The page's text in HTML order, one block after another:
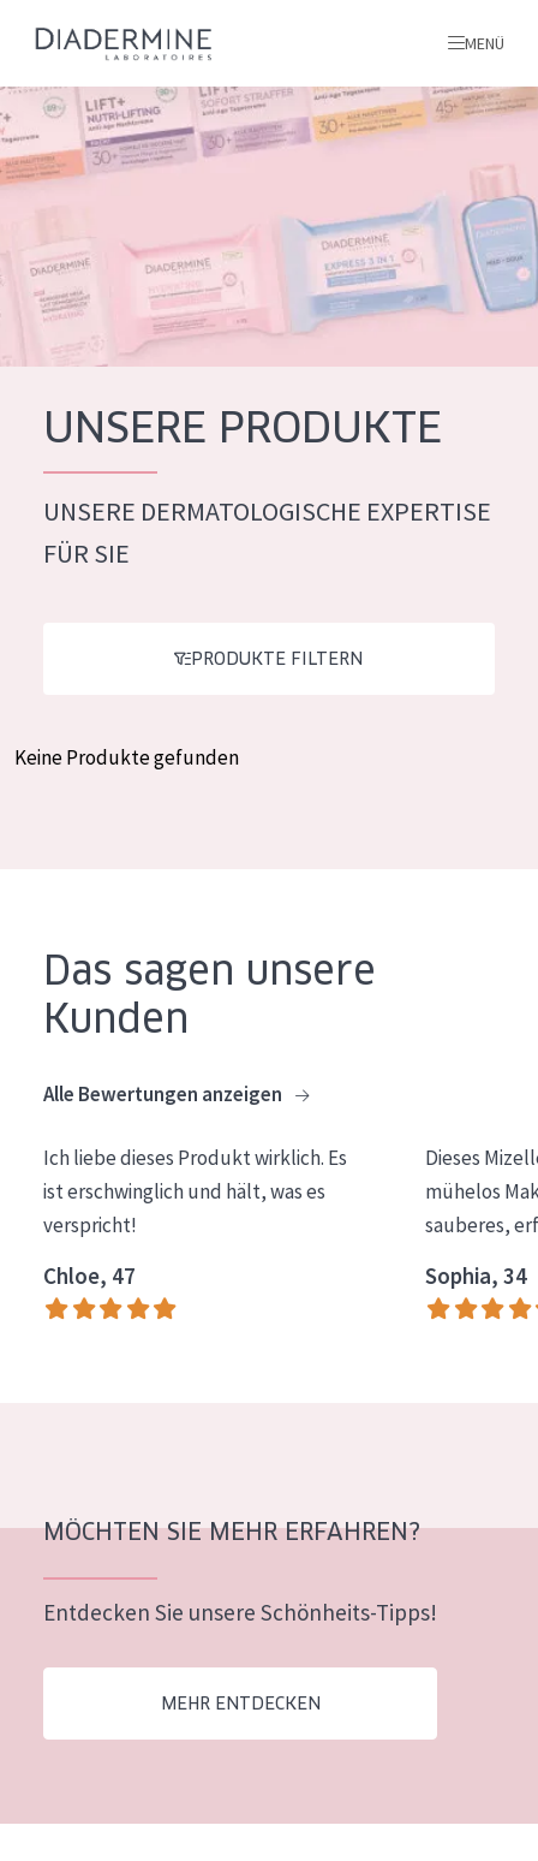
PRODUKTTYP
Feuchtigkeit und Ausstrahlung
Hautregeneration
PRODUKTTYP
Reinigung
Essentials
Lift+
Expert
Empfindliche Haut
Jedes alter
ALLE PRODUKTE
Alle produkte
MENÜ
inhaltsstoffe
Über uns
Inspiration
Kontakt
French
UNSERE PRODUKTE
UNSERE DERMATOLOGISCHE EXPERTISE
FÜR SIE
PRODUKTE FILTERN
Keine Produkte gefunden
Das sagen unsere
Kunden
Alle Bewertungen anzeigen
Ich liebe dieses Produkt wirklich. Es
ist erschwinglich und hält, was es
verspricht!
Chloe, 47
Dieses
mühelos
sauberes,
Sophia, 34
MÖCHTEN SIE MEHR ERFAHREN?
Entdecken Sie unsere Schönheits-Tipps!
MEHR ENTDECKEN